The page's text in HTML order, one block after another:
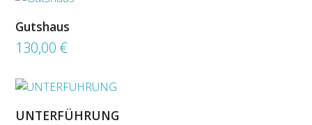
Gutshaus
130,00€
UNTERFÜHRUNG